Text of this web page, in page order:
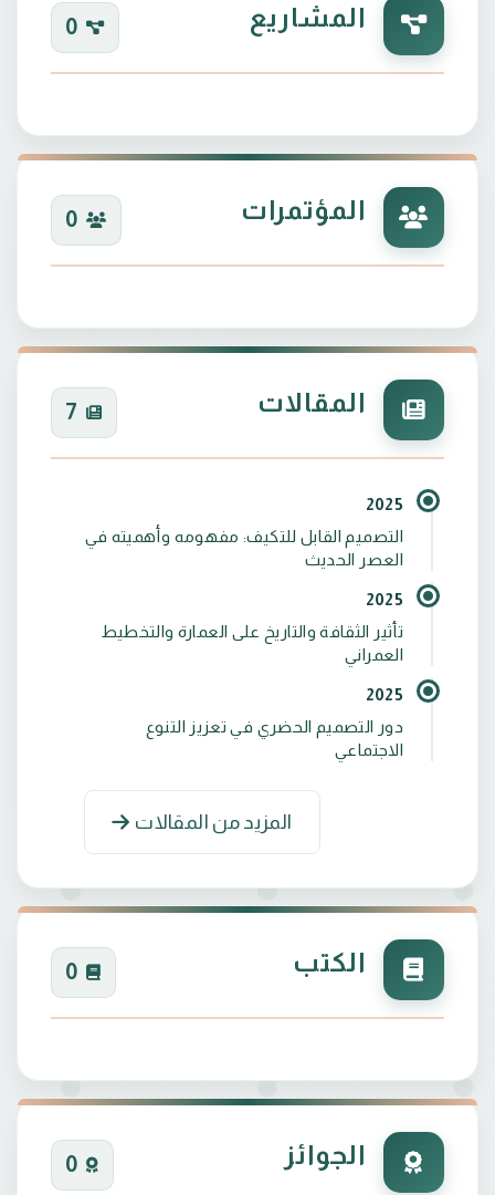
عضو البرنامج الحكومي والارتباط الاكاديمي
المشاريع 0
المؤتمرات 0
المقالات 7
2025
التصميم القابل للتكيف: مفهومه وأهميته في
العصر الحديث
2025
تأثير الثقافة والتاريخ على العمارة والتخطيط
العمراني
2025
دور التصميم الحضري في تعزيز التنوع
الاجتماعي
المزيد من المقالات
الكتب 0
الجوائز 0